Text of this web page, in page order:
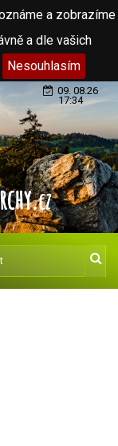
a zobrazíme
a dle vašich
Nesouhlasím
09. 08.26
17:34